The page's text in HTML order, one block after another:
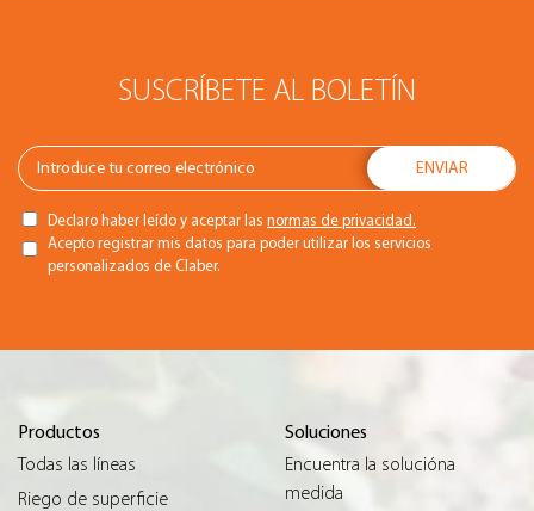
SUSCRÍBETE AL BOLETÍN
Declaro haber leído y aceptar las normas de privacidad.
Acepto registrar mis datos para poder utilizar los servicios
personalizados de Claber.
Productos
Todas las líneas
Riego de superficie
Soluciones
Encuentra la solucióna
medida